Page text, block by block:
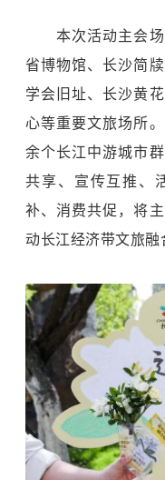
本次活动主会场
省博物馆、长沙简
学会旧址、长沙黄
心等重要文旅场所
余个长江中游城市
共享、宣传互推、
补、消费共促，将
动长江经济带文旅融